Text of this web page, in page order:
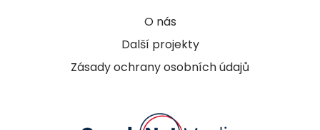
O nás
Další projekty
Zásady ochrany osobních údajů